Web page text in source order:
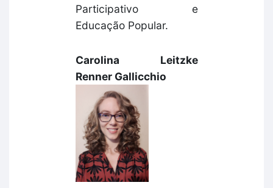
Participativo e
Educação Popular.
Carolina Leitzke
Renner Gallicchio